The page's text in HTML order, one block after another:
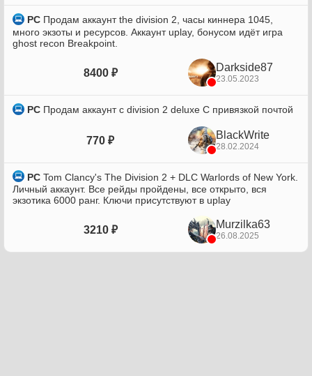
PC Продам аккаунт the division 2, часы киннера 1045,
много экзоты и ресурсов. Аккаунт uplay, бонусом идёт игра
ghost recon Breakpoint.
8400 ₽ Darkside87
23.05.2023
PC Продам аккаунт с division 2 deluxe С привязкой почтой
770 ₽ BlackWrite
28.02.2024
PC Tom Clancy's The Division 2 + DLC Warlords of New York.
Личный аккаунт. Все рейды пройдены, все открыто, вся
экзотика 6000 ранг. Ключи присутствуют в uplay
3210 ₽ Murzilka63
26.08.2025